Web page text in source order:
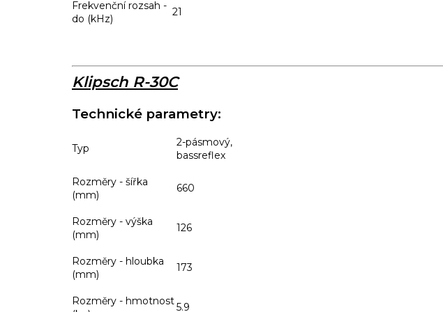
Frekvenční rozsah -
do (kHz)
21
Klipsch R-30C
Technické parametry:
Typ
2-pásmový,
bassreflex
Rozměry - šířka
(mm)
660
Rozměry - výška
(mm)
126
Rozměry - hloubka
(mm)
173
Rozměry - hmotnost5.9